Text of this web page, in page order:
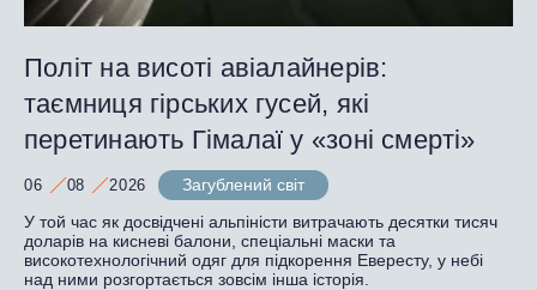
Політ на висоті авіалайнерів:
таємниця гірських гусей, які
перетинають Гімалаї у «зоні смерті»
06 08 2026
Загублений світ
У той час як досвідчені альпіністи витрачають десятки тисяч
доларів на кисневі балони, спеціальні маски та
високотехнологічний одяг для підкорення Евересту, у небі
над ними розгортається зовсім інша історія.